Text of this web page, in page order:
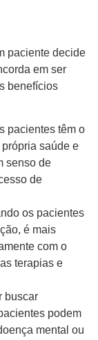
paciente decide
em ser
benefícios
pacientes têm o
saúde e
senso de
de
os pacientes
é mais
com o
terapias e
buscar
podem
mental ou